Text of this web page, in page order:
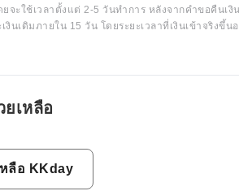
ยจะใช้เวลาตั้งแต่ 2-5 วันทำการ หลังจากคำขอคืนเ
เงินเดิมภายใน 15 วัน โดยระยะเวลาที่เงินเข้าจริง
เหลือ
ลือ KKday